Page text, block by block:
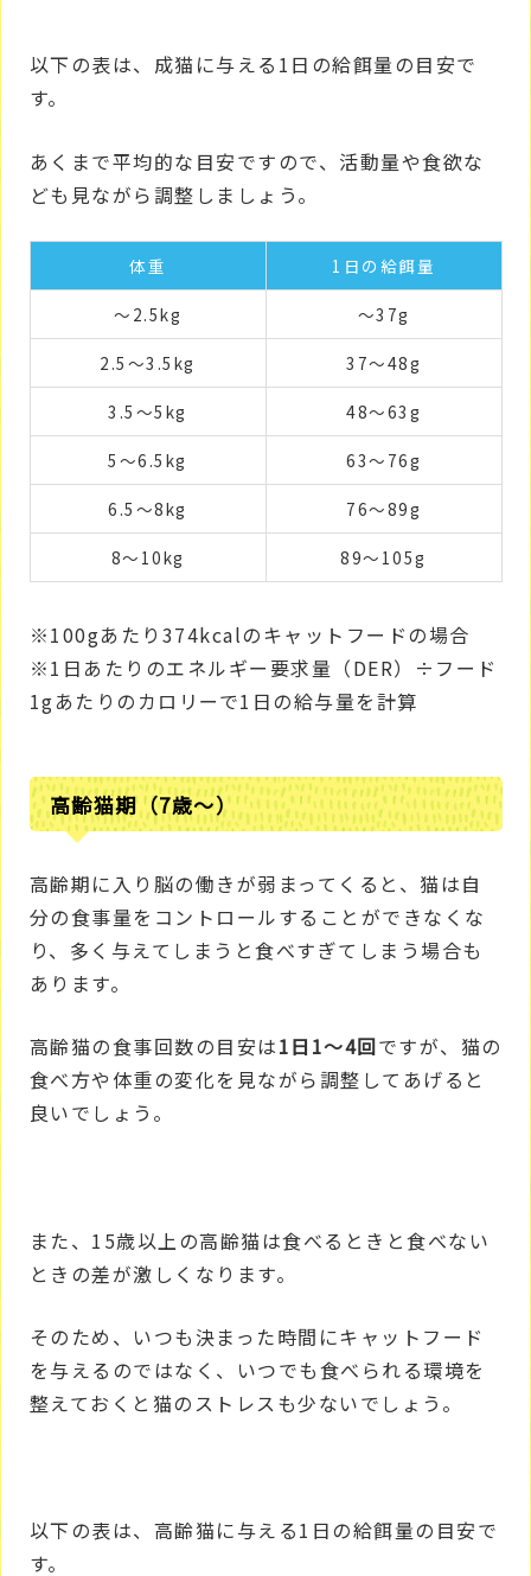
以下の表は、成猫に与える1日の給餌量の目安で
す。
あくまで平均的な目安ですので、活動量や食欲な
ども見ながら調整しましょう。
体重 1日の給餌量
～2.5kg ～37g
2.5～3.5kg 37～48g
3.5～5kg 48～63g
5～6.5kg 63～76g
6.5～8kg 76～89g
8～10kg 89～105g
※100gあたり374kcalのキャットフードの場合
※1日あたりのエネルギー要求量（DER）÷フード
1gあたりのカロリーで1日の給与量を計算
高齢猫期（7歳～）
高齢期に入り脳の働きが弱まってくると、猫は自
分の食事量をコントロールすることができなくな
り、多く与えてしまうと食べすぎてしまう場合も
あります。
高齢猫の食事回数の目安は1日1～4回ですが、猫の
食べ方や体重の変化を見ながら調整してあげると
良いでしょう。
また、15歳以上の高齢猫は食べるときと食べない
ときの差が激しくなります。
そのため、いつも決まった時間にキャットフード
を与えるのではなく、いつでも食べられる環境を
整えておくと猫のストレスも少ないでしょう。
以下の表は、高齢猫に与える1日の給餌量の目安で
す。